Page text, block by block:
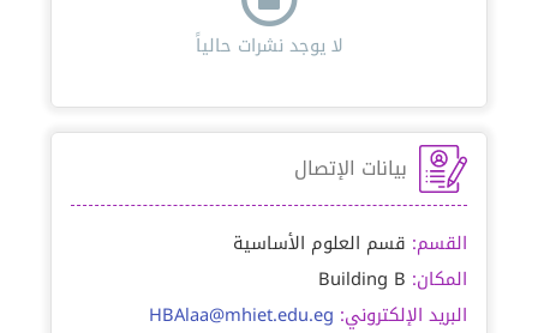
لا يوجد نشرات حالياً
بيانات الإتصال
القسم: قسم العلوم الأساسية
المكان: Building B
البريد الإلكتروني: HBAlaa@mhiet.edu.eg